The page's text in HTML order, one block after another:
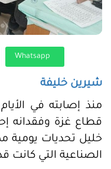
شيرين خليفة
منذ إصابته في
قطاع غزة وفقدانه
خليل تحديات يومية
الصناعية التي كانت